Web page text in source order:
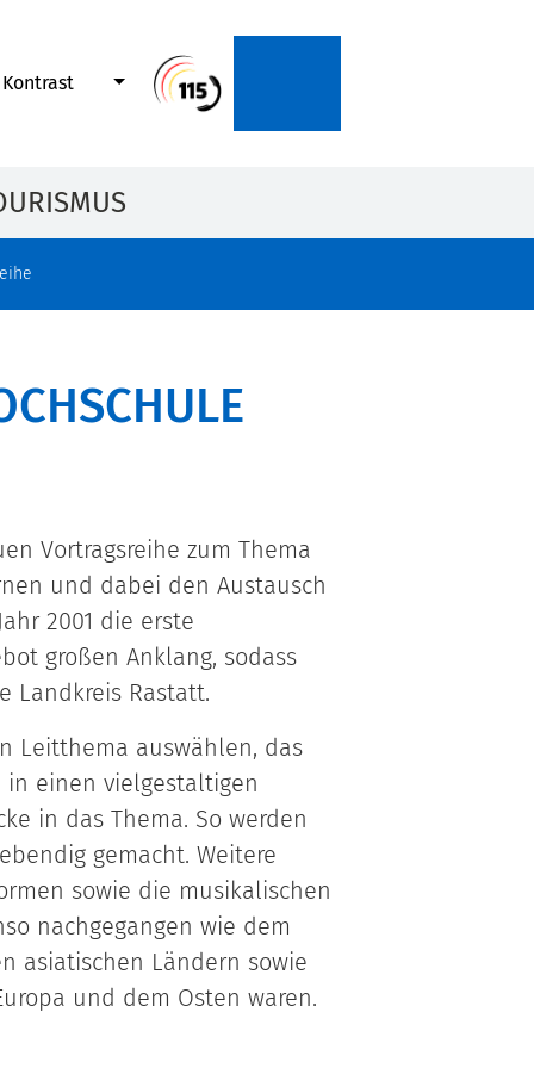
Kontrast
Vortragsreihe zum Thema
und dabei den Austausch
2001 die erste
großen Anklang, sodass
Landkreis Rastatt.
Leitthema auswählen, das
in einen vielgestaltigen
in das Thema. So werden
gemacht. Weitere
sowie die musikalischen
nachgegangen wie dem
asiatischen Ländern sowie
und dem Osten waren.